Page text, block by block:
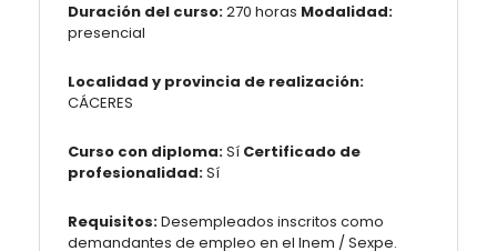
Duración del curso:270 horas Modalidad:
presencial
Localidad y provincia de realización:
CÁCERES
Curso con diploma:Sí Certificado de
profesionalidad:Sí
Requisitos:Desempleados inscritos como
demandantes de empleo en el Inem / Sexpe.